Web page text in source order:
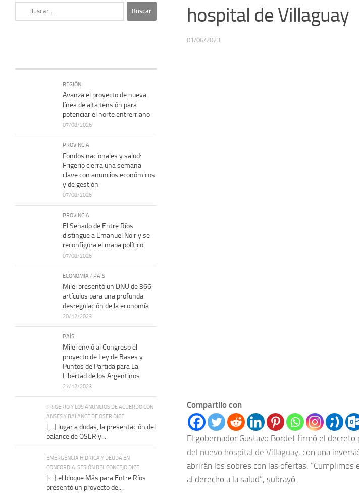
hospital de Villaguay
01/06/2023
Compartilo con
El gobernador Gustavo Bordet firmó el decreto
del nuevo hospital de Villaguay, con una
abrirán los sobres con las ofertas.
al derecho a la salud”, subrayó.
REGIÓN
Avanza el proyecto de nueva
línea de alta tensión para
potenciar el norte entrerriano
07/08/2026
PROVINCIA
Fondos nacionales y salud:
Frigerio cierra una semana
clave con anuncios económicos
y de gestión
07/08/2026
PROVINCIA
El Senado de Entre Ríos
distingue a Emanuel Noir y se
reconfigura el mapa político
07/08/2026
ECONOMÍA / PAÍS
Milei presentó un DNU de 366
artículos para una profunda
desregulación de la economía
20/12/2023
PAÍS
Milei envió al Congreso el
proyecto de Ley de Bases y
Puntos de Partida para La
Libertad de los Argentinos
27/12/2023
FRIGERIO Y LOS ANUNCIOS DE ACUERDO CON
ANSES Y BALANCE DE OSER DICE:
[…] lugar a dudas, la presentación del
balance de OSER y...
EMERGENCIA HÍDRICA Y DEUDA EN
CONCORDIA: SESIÓN DEL CONCEJO DICE:
[…] el bloque Más para Entre Ríos
presentó un proyecto de...